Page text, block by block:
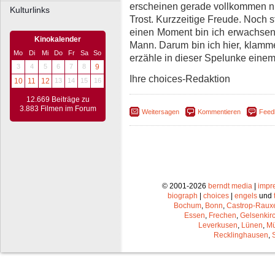
Kulturlinks
Kinokalender
Mo Di Mi Do Fr Sa
So
3
4 5 6 7 8
9
10
11 12 13 14 15 16
12.669 Beiträge zu
3.883 Filmen im Forum
erscheinen gerade vollkommen
Trost. Kurzzeitige Freude. Noch
einen Moment bin ich
Mann. Darum bin ich hier,
erzähle in dieser Spelunke
Ihre choices-Redaktion
Weitersagen Kommentieren
© 2001-2026 berndt media |
biograph | choices | engels und
Bochum Bonn Castrop-
Essen Frechen
Leverkusen Lünen
Recklinghausen